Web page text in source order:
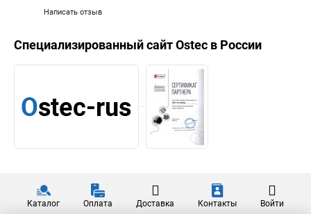
град. к лотку 400
R100-СЦ Угол плоский
плавный 90 град. к лотку
5
Специализированный сайт в России